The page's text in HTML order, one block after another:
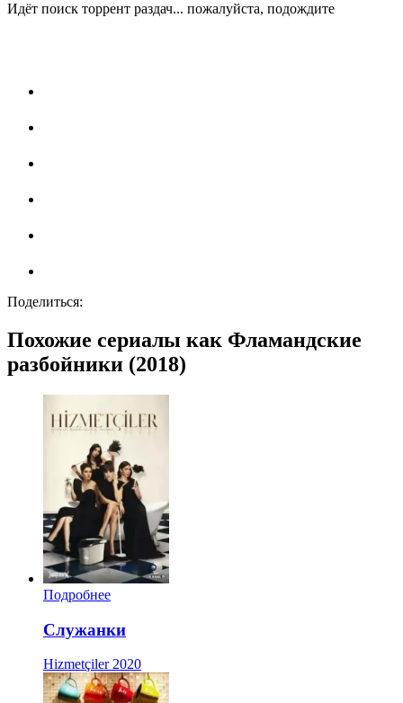
Идёт поиск торрент раздач... пожалуйста, подождите
Поделиться:
Похожие сериалы как Фламандские
разбойники (2018)
Подробнее
Служанки
Hizmetçiler 2020